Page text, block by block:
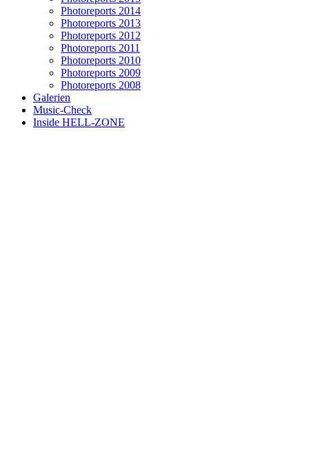
Photoreports 2014
Photoreports 2013
Photoreports 2012
Photoreports 2011
Photoreports 2010
Photoreports 2009
Photoreports 2008
Galerien
Music-Check
Inside HELL-ZONE